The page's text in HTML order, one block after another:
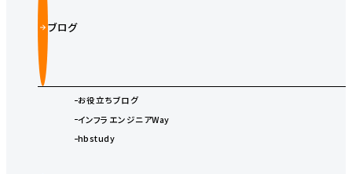
ブログ
お役立ちブログ
インフラエンジニアWay
hbstudy